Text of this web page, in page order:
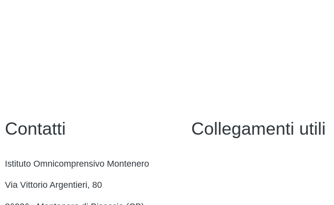
Contatti
Istituto Omnicomprensivo Montenero
Via Vittorio Argentieri, 80
Collegamenti utili